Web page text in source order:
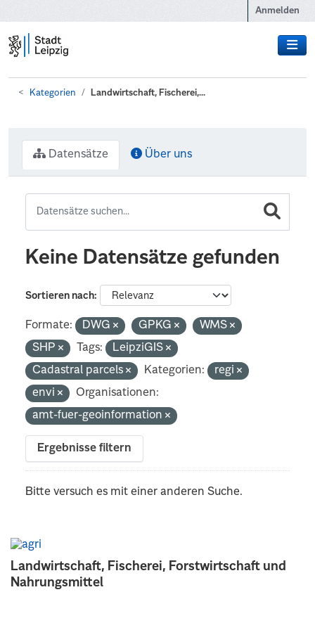
Anmelden
Kategorien Landwirtschaft, Fischerei,...
Landwirtschaft, Fischerei, Forstwirtschaft und
Nahrungsmittel
Datensätze Über uns
Keine Datensätze gefunden
Sortieren nach
Formate: DWG GPKG
WMS
SHP
Tags:
LeipziGIS
Cadastral parcels
Kategorien:
regi
envi
Organisationen:
amt-fuer-geoinformation
Ergebnisse filtern
Bitte versuch es mit einer anderen Suche.